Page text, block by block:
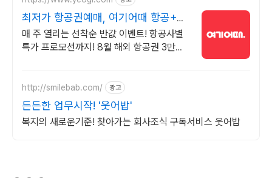
최저가 항공권예매, 여기어때 항공+숙
소 묶음 할인 혜택
매 주 열리는 선착순 반값 이벤트! 항공사별
특가 프로모션까지! 8월 해외 항공권 3만원
http://smilebab.com/ 광고
든든한 업무시작! '웃어밥'
복지의 새로운기준! 찾아가는 회사조식 구독서비스 웃어밥